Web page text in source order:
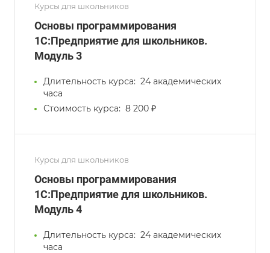
Курсы для школьников
Основы программирования
1С:Предприятие для школьников.
Модуль 3
Длительность курса: 24 академических
часа
Стоимость курса: 8 200 ₽
Курсы для школьников
Основы программирования
1С:Предприятие для школьников.
Модуль 4
Длительность курса: 24 академических
часа